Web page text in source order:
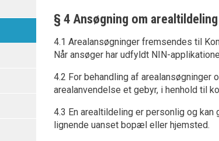
§ 4 Ansøgning om arealtildeling
4.1 Arealansøgninger fremsendes til
Når ansøger har udfyldt NIN-
4.2 For behandling af
arealanvendelse et gebyr, i henhold til
4.3 En arealtildeling er personlig og
lignende uanset bopæl eller hjemsted.